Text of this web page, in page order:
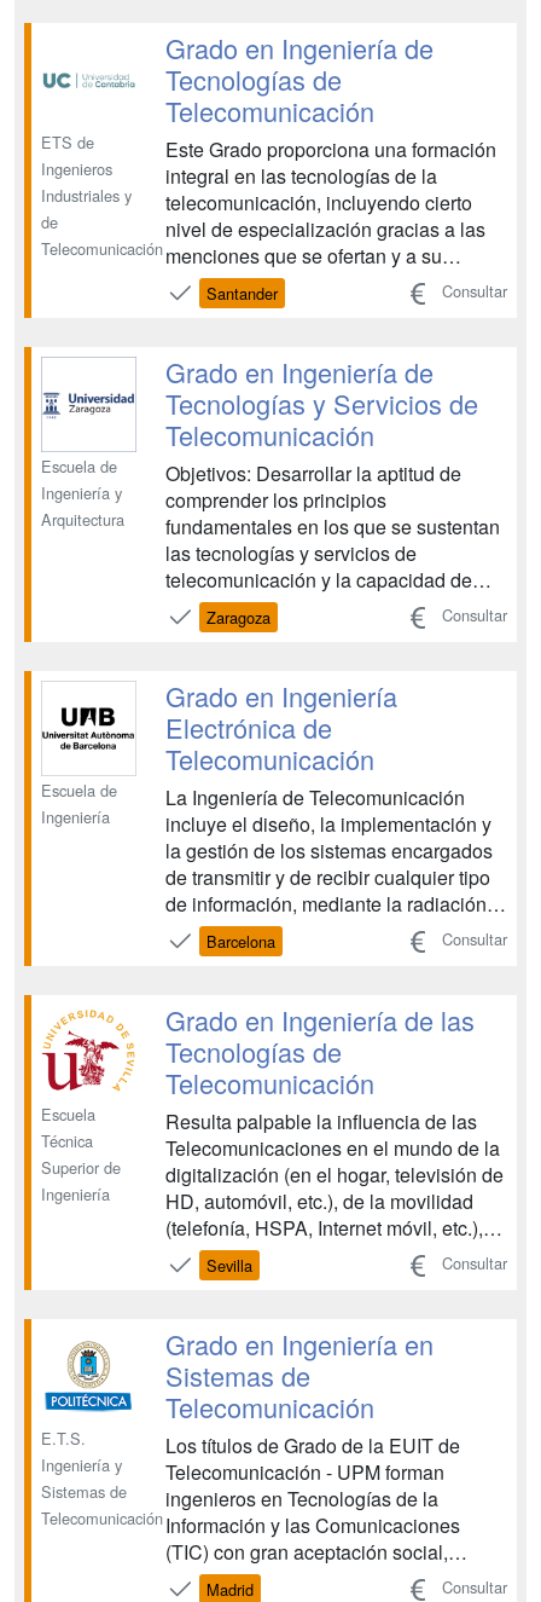
de un programa innovador,
multidisciplinar y tremendamente
deman...
ETS de
Ingenieros
Industriales y
de
Telecomunicación
Grado en Ingeniería de
Tecnologías de
Telecomunicación
Este Grado proporciona una formación
integral en las tecnologías de la
telecomunicación, incluyendo cierto
nivel de especialización gracias a las
menciones que se ofertan y a su
profesorado con larga trayectoria
docente, investigadora y tecnológica,
organismos públicos y privados....
Santander Consultar
Escuela de
Ingeniería y
Arquitectura
Grado en Ingeniería de
Tecnologías y Servicios de
Telecomunicación
Objetivos: Desarrollar la aptitud de
comprender los principios
fundamentales en los que se sustentan
las tecnologías y servicios de
telecomunicación y la capacidad de
aplicar los conocimientos y
procedimientos técnicos, científicos y
ejercicio profesional. Dotar, dentro de la
especialización del titulado, de la
capacidad de di...
Zaragoza Consultar
Escuela de
Ingeniería
Grado en Ingeniería
Electrónica de
Telecomunicación
La Ingeniería de Telecomunicación
incluye el diseño, la implementación y
la gestión de los sistemas encargados
de transmitir y de recibir cualquier tipo
de información, mediante la radiación
de ondas electromagnéticas, la
conducción de pulsos de luz por fibra
Los estudios de Ingeniería de
Telecomunicación ...
Barcelona Consultar
Escuela
Técnica
Superior de
Ingeniería
Grado en Ingeniería de las
Tecnologías de
Telecomunicación
Resulta palpable la influencia de las
Telecomunicaciones en el mundo de la
digitalización (en el hogar, televisión de
HD, automóvil, etc.), de la movilidad
(telefonía, HSPA, Internet móvil, etc.),
de las redes de comunicaciones de
fibra óptica, seguridad, las redes
tendencias en desarrollos en dichos
sectores...
Sevilla Consultar
E.T.S.
Ingeniería y
Sistemas de
Telecomunicación
Grado en Ingeniería en
Sistemas de
Telecomunicación
Los títulos de Grado de la EUIT de
Telecomunicación - UPM forman
ingenieros en Tecnologías de la
Información y las Comunicaciones
(TIC) con gran aceptación social,
capacidad de innovación y una elevada
Madrid Consultar